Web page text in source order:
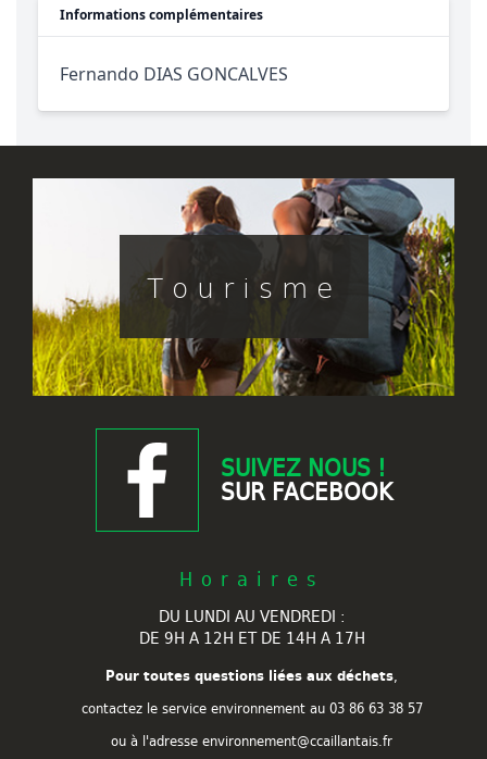
Informations complémentaires
Fernando DIAS GONCALVES
Tourisme
SUIVEZ NOUS !
SUR FACEBOOK
Horaires
DU LUNDI AU VENDREDI :
DE 9H A 12H ET DE 14H A 17H
Pour toutes questions liées aux déchets,
contactez le service environnement au 03 86 63 38 57
ou à l'adresse environnement@ccaillantais.fr